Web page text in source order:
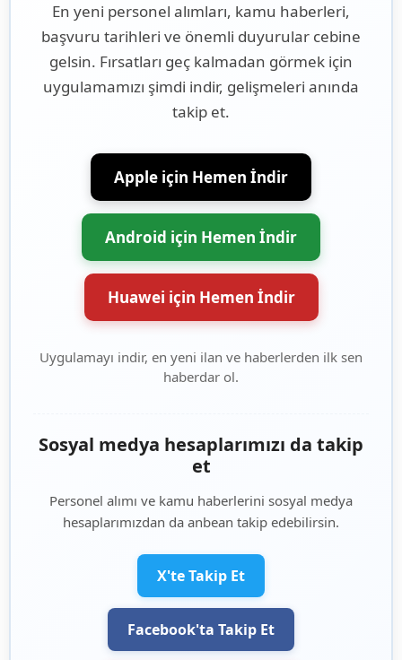
En yeni personel alımları, kamu haberleri,
başvuru tarihleri ve önemli duyurular cebine
gelsin. Fırsatları geç kalmadan görmek için
uygulamamızı şimdi indir, gelişmeleri anında
takip et.
Apple için Hemen İndir
Android için Hemen İndir
Huawei için Hemen İndir
Uygulamayı indir, en yeni ilan ve haberlerden ilk sen
haberdar ol.
Sosyal medya hesaplarımızı da takip
et
Personel alımı ve kamu haberlerini sosyal medya
hesaplarımızdan da anbean takip edebilirsin.
X'te Takip Et
Facebook'ta Takip Et